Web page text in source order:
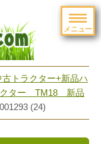
メニュー
古トラクター+新品ハ
ター TM18 新品
(24)